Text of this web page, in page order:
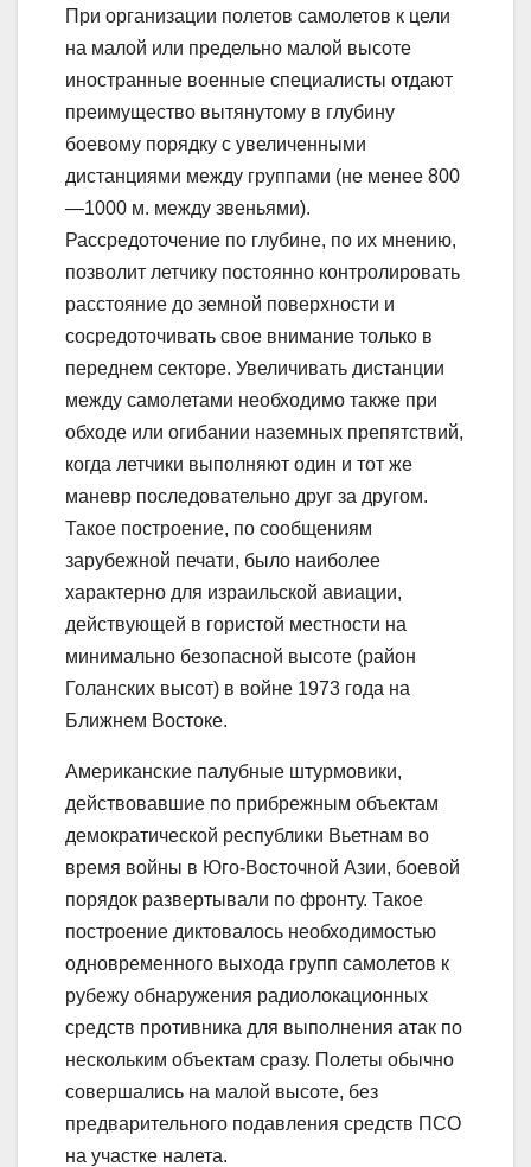
При организации полетов самолетов к цели
на малой или предельно малой высоте
иностранные военные специалисты отдают
преимущество вытянутому в глубину
боевому порядку с увеличенными
дистанциями между группами (не менее 800
—1000 м. между звеньями).
Рассредоточение по глубине, по их мнению,
позволит летчику постоянно контролировать
расстояние до земной поверхности и
сосредоточивать свое внимание только в
переднем секторе. Увеличивать дистанции
между самолетами необходимо также при
обходе или огибании наземных препятствий,
когда летчики выполняют один и тот же
маневр последовательно друг за другом.
Такое построение, по сообщениям
зарубежной печати, было наиболее
характерно для израильской авиации,
действующей в гористой местности на
минимально безопасной высоте (район
Голанских высот) в войне 1973 года на
Ближнем Востоке.
Американские палубные штурмовики,
действовавшие по прибрежным объектам
демократической республики Вьетнам во
время войны в Юго-Восточной Азии, боевой
порядок развертывали по фронту. Такое
построение диктовалось необходимостью
одновременного выхода групп самолетов к
рубежу обнаружения радиолокационных
средств противника для выполнения атак по
нескольким объектам сразу. Полеты обычно
совершались на малой высоте, без
предварительного подавления средств ПСО
на участке налета.